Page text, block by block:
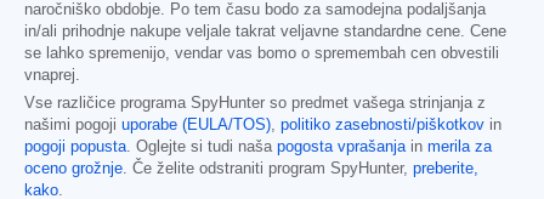
naročniško obdobje. Po tem času bodo za samodejna podaljšanja
in/ali prihodnje nakupe veljale takrat veljavne standardne cene. Cene
se lahko spremenijo, vendar vas bomo o spremembah cen obvestili
vnaprej.
Vse različice programa SpyHunter so predmet vašega strinjanja z
našimi pogoji uporabe (EULA/TOS), politiko zasebnosti/piškotkov in
pogoji popusta. Oglejte si tudi naša pogosta vprašanjain merila za
oceno grožnje. Če želite odstraniti program SpyHunter, preberite,
kako.